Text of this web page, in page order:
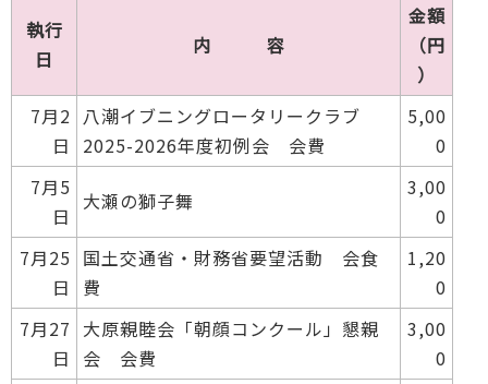
執行
日
内 容
金額
（円
）
7月2
日
八潮イブニングロータリークラブ
2025-2026年度初例会 会費
5,00
0
7月5
日
大瀬の獅子舞
3,00
0
7月25
日
国土交通省・財務省要望活動 会食
費
1,20
0
7月27
日
大原親睦会「朝顔コンクール」懇親
会 会費
3,00
0